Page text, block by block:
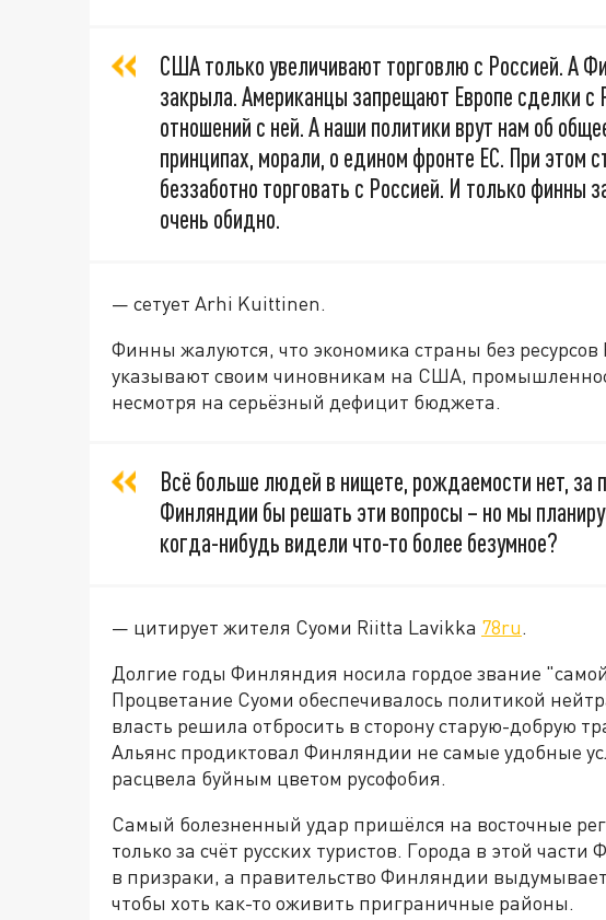
США только увеличивают торговлю с Россией. А
закрыла. Американцы запрещают Европе сделки с
отношений с ней. А наши политики врут нам об
принципах, морали, о едином фронте ЕС. При этом
беззаботно торговать с Россией. И только
очень обидно.
— сетует Arhi Kuittinen.
Финны жалуются, что экономика страны без
указывают своим чиновникам на США,
несмотря на серьёзный дефицит бюджета.
Всё больше людей в нищете, рождаемости нет, за
Финляндии бы решать эти вопросы – но мы
когда-нибудь видели что-то более безумное?
— цитирует жителя Суоми Riitta Lavikka 78ru.
Долгие годы Финляндия носила гордое звание
Процветание Суоми обеспечивалось политикой
власть решила отбросить в сторону старую-добрую
Альянс продиктовал Финляндии не самые удобные
расцвела буйным цветом русофобия.
Самый болезненный удар пришёлся на восточные
только за счёт русских туристов. Города в этой
в призраки, а правительство Финляндии
чтобы хоть как-то оживить приграничные районы.